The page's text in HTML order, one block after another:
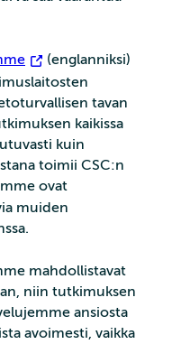
(englanniksi)
tavan
kaikissa
kuin
toimii CSC:n
ovat
muiden
mahdollistavat
niin tutkimuksen
ansiosta
avoimesti, vaikka